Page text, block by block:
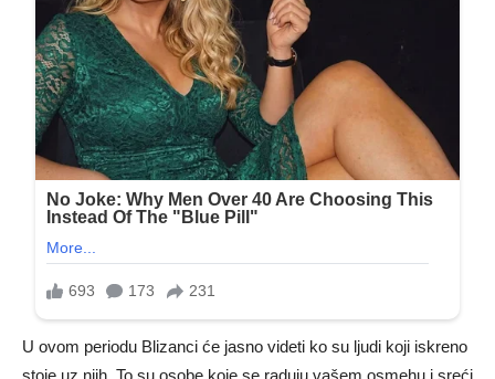
U ovom periodu Blizanci će jasno videti ko su ljudi koji iskreno
stoje uz njih. To su osobe koje se raduju vašem osmehu i sreći